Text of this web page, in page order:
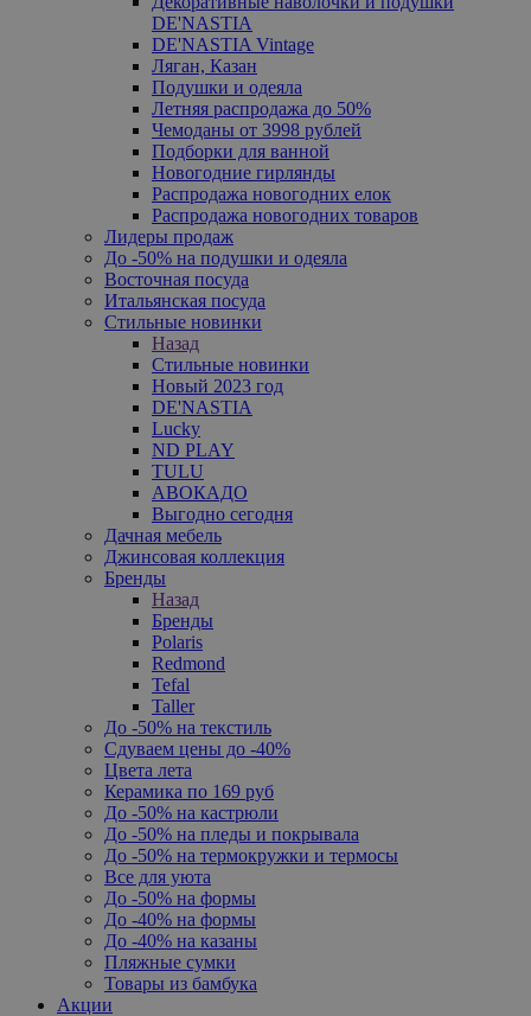
DE'NASTIA
DE'NASTIA Vintage
Ляган, Казан
Подушки и одеяла
Летняя распродажа до 50%
Чемоданы от 3998 рублей
Подборки для ванной
Новогодние гирлянды
Распродажа новогодних елок
Распродажа новогодних товаров
Лидеры продаж
До -50% на подушки и одеяла
Восточная посуда
Итальянская посуда
Стильные новинки
Назад
Стильные новинки
Новый 2023 год
DE'NASTIA
Lucky
ND PLAY
TULU
АВОКАДО
Выгодно сегодня
Дачная мебель
Джинсовая коллекция
Бренды
Назад
Бренды
Polaris
Redmond
Tefal
Taller
До -50% на текстиль
Сдуваем цены до -40%
Цвета лета
Керамика по 169 руб
До -50% на кастрюли
До -50% на пледы и покрывала
До -50% на термокружки и термосы
Все для уюта
До -50% на формы
До -40% на формы
До -40% на казаны
Пляжные сумки
Товары из бамбука
Акции